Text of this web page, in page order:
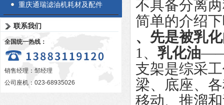
重庆通瑞滤油机耗材及配件
联系我们
全国统一热线：
销售经理：邹经理
公司座机：023-68935026
不具备分离
简单的介绍
、先是被乳
1、 乳化油——
支架是综采
梁、底座、
移动、推溜